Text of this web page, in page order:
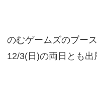
のむゲームズのブー
12/3(日)の両日とも出